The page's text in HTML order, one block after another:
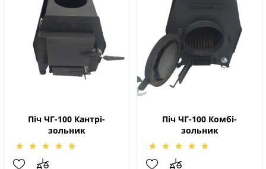
Піч ЧГ-100 Кантрі-
зольник
Піч ЧГ-100 Комбі-
зольник